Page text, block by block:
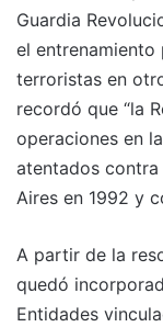
Guardia
el entrenamiento
terroristas en
recordó que “la
operaciones en
atentados contra
Aires en 1992 y
A partir de la
quedó
Entidades